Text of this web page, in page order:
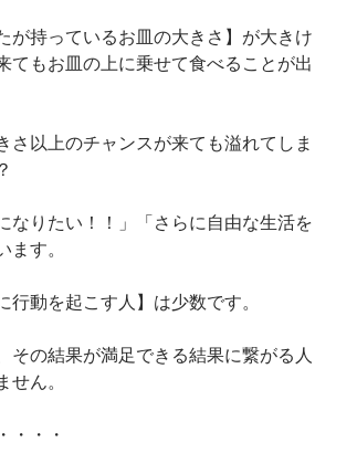
が持っているお皿の大きさ】が大きけ
てもお皿の上に乗せて食べることが出
さ以上のチャンスが来ても溢れてしま
なりたい！！」「さらに自由な生活を
ます。
行動を起こす人】は少数です。
その結果が満足できる結果に繋がる人
ん。
・・・